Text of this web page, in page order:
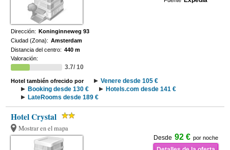
Dirección: Koninginneweg 93
Ciudad (Zona): Amsterdam
Distancia del centro: 440 m
Valoración:
3.7/ 10
Hotel también ofrecido por
Venere desde 105 €
Booking desde 130 €
Hotels.com desde 141 €
LateRooms desde 189 €
Hotel Crystal
Mostrar en el mapa
Desde 92 € por noche